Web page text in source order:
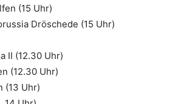
(15 Uhr)
Dröschede (15 Uhr)
II (12.30 Uhr)
(12.30 Uhr)
(13 Uhr)